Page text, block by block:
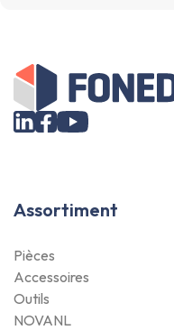
Assortiment
Pièces
Accessoires
Outils
NOVANL